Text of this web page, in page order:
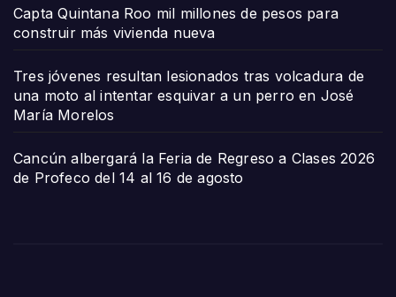
Capta Quintana Roo mil millones de pesos para
construir más vivienda nueva
Tres jóvenes resultan lesionados tras volcadura de
una moto al intentar esquivar a un perro en José
María Morelos
Cancún albergará la Feria de Regreso a Clases 2026
de Profeco del 14 al 16 de agosto